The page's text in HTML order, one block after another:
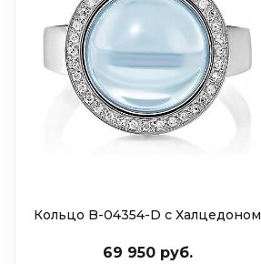
Кольцо B-04354-D с Халцедоном
69 950 руб.